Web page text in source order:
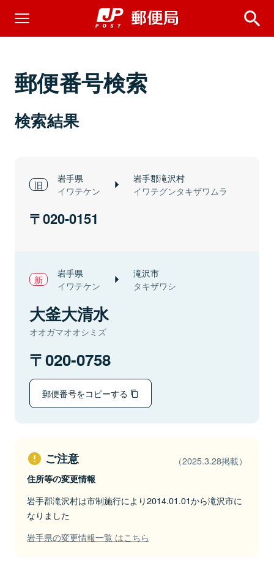
郵便番号検索
検索結果
岩手県
イワテケン
岩手郡滝沢村
イワテグンタキザワムラ
020-0151
岩手県
イワテケン
滝沢市
タキザワシ
大釜大清水
オオガマオオシミズ
020-0758
郵便番号をコピーする
ご注意 （2025.3.28掲載）
住所等の変更情報
岩手郡滝沢村は市制施行により2014.01.01から滝沢市に
なりました
岩手県の変更情報一覧 はこちら